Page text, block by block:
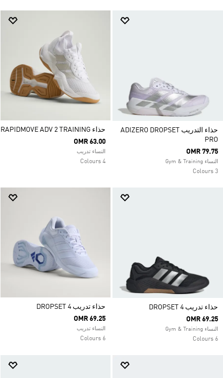
حذاء التدريب ADIZERO DROPSET
PRO
OMR 79.75
النساء Gym & Training
3 Colours
حذاء RAPIDMOVE ADV 2 TRAINING
OMR 63.00
النساء تدريب
4 Colours
حذاء تدريب DROPSET 4
OMR 69.25
النساء Gym & Training
6 Colours
حذاء تدريب DROPSET 4
OMR 69.25
النساء تدريب
6 Colours